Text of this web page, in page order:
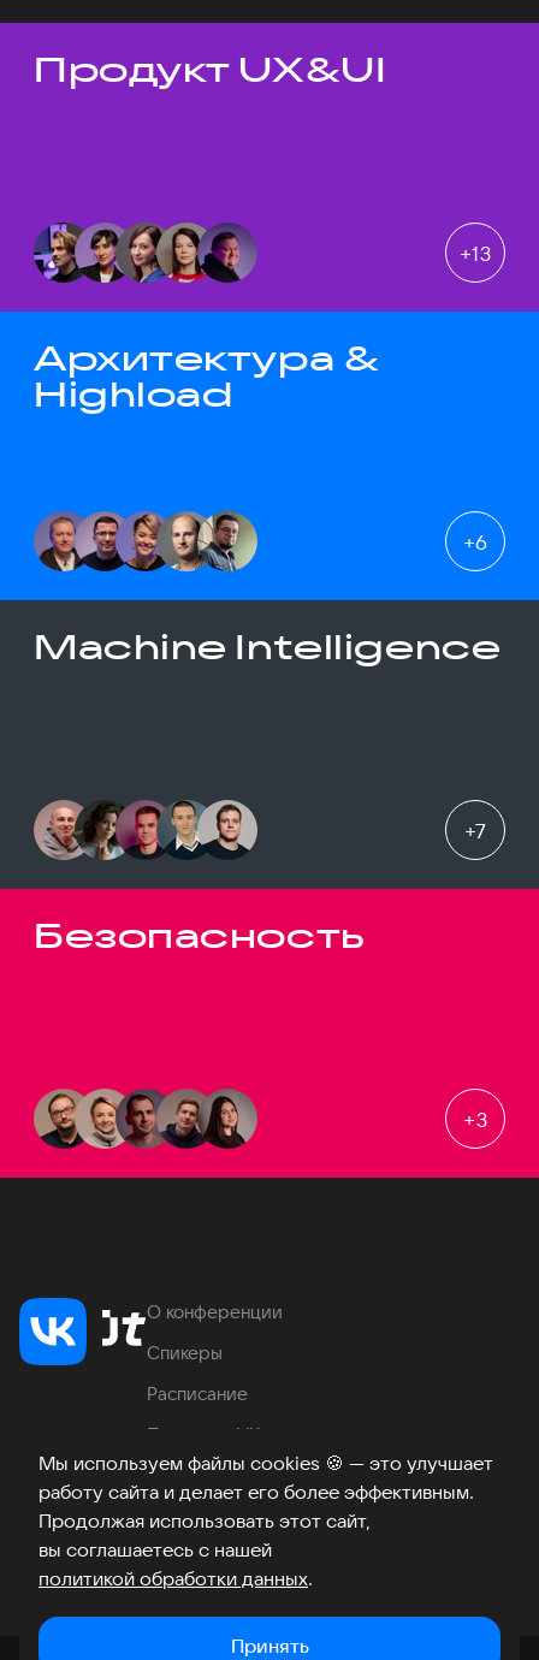
Мы используем файлы cookies 🍪 — это улучшает
работу сайта и делает его более эффективным.
Продолжая использовать этот сайт,
вы соглашаетесь с нашей
политикой обработки данных.
Принять
Темы докладов
Продукт UX&UI
+13
Архитектура &
Highload
+6
Machine Intelligence
+7
Безопасность
+3
О конференции
Спикеры
Расписание
Продукты VK
Место проведения
Часто задаваемые вопросы
ТелеграмВКонтакте
Хабр
Возникли вопросы? ©2026